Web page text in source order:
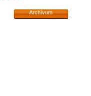
Archívum